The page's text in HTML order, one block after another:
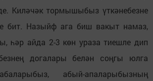
Киләчәк тормышыбыз үткәнебезне
бит. Назыйф ага биш вакыт намаз,
һәр айда 2-3 көн ураза тиешле дип
догалары белән соңгы юлга
абый-апаларыбызның